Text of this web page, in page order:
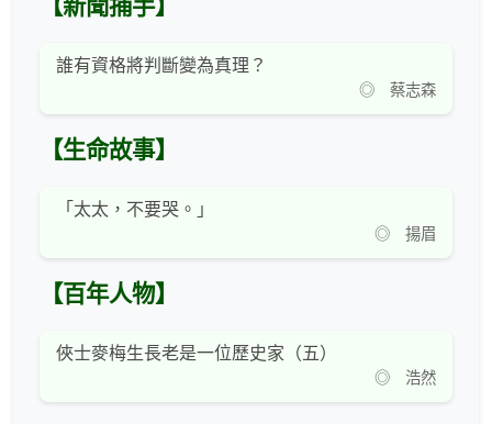
【新聞捕手】
誰有資格將判斷變為真理？
◎ 蔡志森
【生命故事】
「太太，不要哭。」
◎ 揚眉
【百年人物】
俠士麥梅生長老是一位歷史家（五）
◎ 浩然